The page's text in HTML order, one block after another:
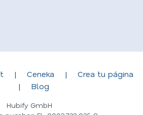
| Ceneka |
Crea tu página
|
Blog
Hubify GmbH